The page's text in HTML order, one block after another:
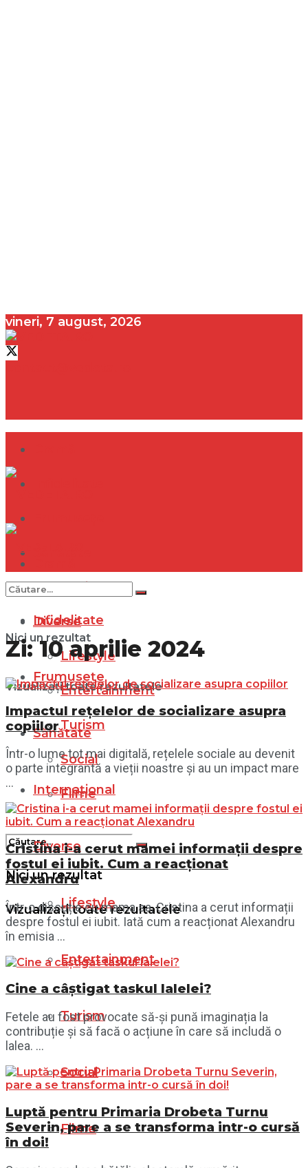
vineri, 7 august, 2026
Internațional
Diverse
Lifestyle
Entertainment
Turism
Social
Filme
Nici un rezultat
Vizualizați toate rezultatele
Infidelitate
Frumusețe
Sănătate
Internațional
Diverse
Lifestyle
Entertainment
Turism
Social
Filme
Nici un rezultat
Vizualizați toate rezultatele
Zi:10 aprilie 2024
Impactul rețelelor de socializare asupra
copiilor
Într-o lume tot mai digitală, rețelele sociale au devenit
o parte integrantă a vieții noastre și au un impact mare
...
Cristina i-a cerut mamei informații despre
fostul ei iubit. Cum a reacționat
Alexandru
Într-o discuție cu mama sa, Cristina a cerut informații
despre fostul ei iubit. Iată cum a reacționat Alexandru
în emisia ...
Cine a câștigat taskul lalelei?
Fetele au fost provocate să-și pună imaginația la
contribuție și să facă o acțiune în care să includă o
lalea. ...
Luptă pentru Primaria Drobeta Turnu
Severin, pare a se transforma intr-o cursă
în doi!